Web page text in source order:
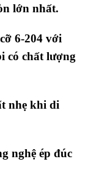
lớn nhất.
6-204 với
có chất lượng
nhẹ khi di
nghệ ép đúc